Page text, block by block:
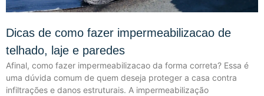
Dicas de como fazer impermeabilizacao de
telhado, laje e paredes
Afinal, como fazer impermeabilizacao da forma correta? Essa é
uma dúvida comum de quem deseja proteger a casa contra
infiltrações e danos estruturais. A impermeabilização